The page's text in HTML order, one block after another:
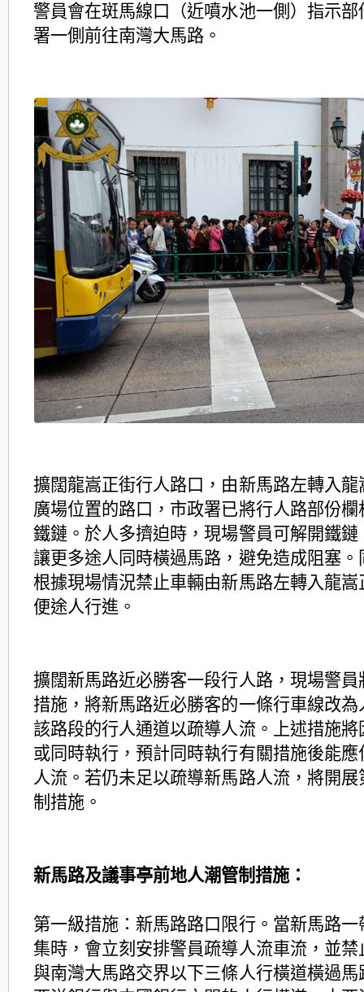
警員會在斑馬線口（近噴水池一側）指示部
署一側前往南灣大馬路。
擴闊龍嵩正街行人路口，由新馬路左轉入龍
廣場位置的路口，市政署已將行人路部份欄
鐵鏈。於人多擠迫時，現場警員可解開鐵鏈
讓更多途人同時橫過馬路，避免造成阻塞。
根據現場情況禁止車輛由新馬路左轉入龍嵩
便途人行進。
擴闊新馬路近必勝客一段行人路，現場警員
措施，將新馬路近必勝客的一條行車線改為
該路段的行人通道以疏導人流。上述措施將
或同時執行，預計同時執行有關措施後能應
人流。若仍未足以疏導新馬路人流，將開展
制措施。
新馬路及議事亭前地人潮管制措施：
第一級措施：新馬路路口限行。當新馬路一
集時，會立刻安排警員疏導人流車流，並禁
與南灣大馬路交界以下三條人行橫道橫過馬